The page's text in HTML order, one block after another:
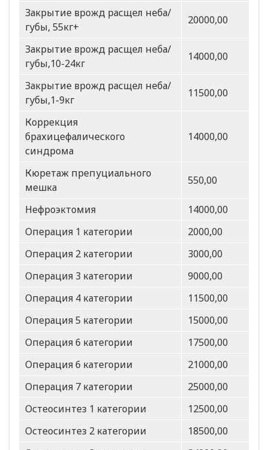
Закрытие врожд расщел неба/
губы, 55кг+
20000,00
Закрытие врожд расщел неба/
губы,10-24кг
14000,00
Закрытие врожд расщел неба/
губы,1-9кг
11500,00
Коррекция
брахицефалического
синдрома
14000,00
Кюретаж препуциального
мешка
550,00
Нефроэктомия
14000,00
Операция 1 категории
2000,00
Операция 2 категории
3000,00
Операция 3 категории
9000,00
Операция 4 категории
11500,00
Операция 5 категории
15000,00
Операция 6 категории
17500,00
Операция 6 категории
21000,00
Операция 7 категории
25000,00
Остеосинтез 1 категории
12500,00
Остеосинтез 2 категории
18500,00